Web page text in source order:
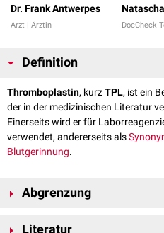
Dr. Frank Antwerpes
Arzt | Ärztin DocCheck
Definition
Thromboplastin, kurzTPL, ist ein
der in der medizinischen Literatur
Einerseits wird er für
verwendet, andererseits als
Blutgerinnung.
Abgrenzung
Gewebsthromboplastin
Literatur